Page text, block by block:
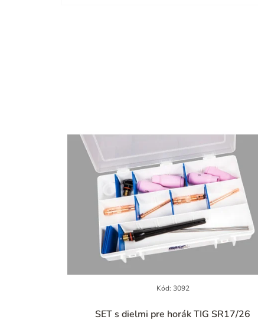
SET s dielmi pre horák TIG SR17/26
hodnotenie
Kód: 3092